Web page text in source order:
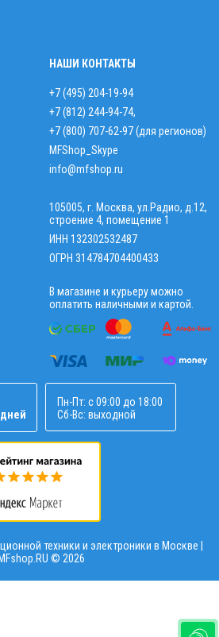
НАШИ КОНТАКТЫ
+7 (495) 204-19-94
+7 (812) 244-94-74,
+7 (800) 707-62-97 (для регионов)
MFShop_Skype
info@mfshop.ru
105005, г. Москва, ул.Радио, д.12,
строение 4, помещение 1
ИНН 132302532487
ОГРН 314784704400433
В магазине и курьеру можно
оплатить наличными и картой.
Пн-Пт: с 09:00 до 18:00
Сб-Вс: выходной
техники и электроники в Москве |
© 2026